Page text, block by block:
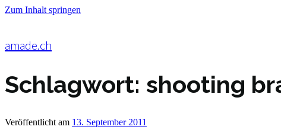
Zum Inhalt springen
amade.ch
Schlagwort: shooting
Veröffentlicht am 13. September 2011